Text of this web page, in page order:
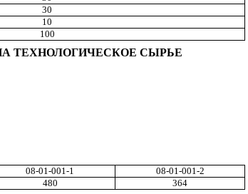
30
10
100
ТЕХНОЛОГИЧЕСКОЕ СЫРЬЕ
08-01-001-1 08-01-001 -2
480 364